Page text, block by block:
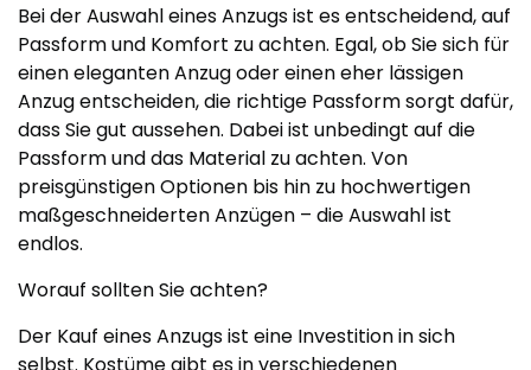
Bei der Auswahl eines Anzugs ist es entscheidend, auf
Passform und Komfort zu achten. Egal, ob Sie sich für
einen eleganten Anzug oder einen eher lässigen
Anzug entscheiden, die richtige Passform sorgt dafür,
dass Sie gut aussehen. Dabei ist unbedingt auf die
Passform und das Material zu achten. Von
preisgünstigen Optionen bis hin zu hochwertigen
maßgeschneiderten Anzügen – die Auswahl ist
endlos.
Worauf sollten Sie achten?
Der Kauf eines Anzugs ist eine Investition in sich
selbst. Kostüme gibt es in verschiedenen